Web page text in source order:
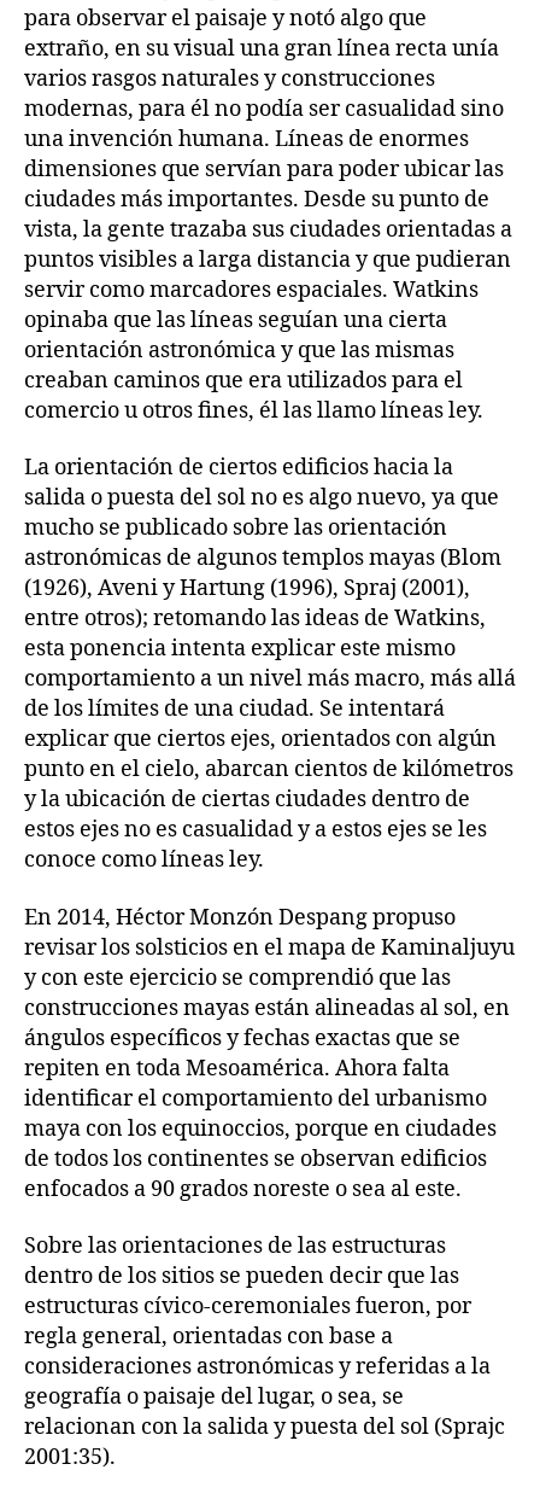
para observar el paisaje y notó algo que
extraño, en su visual una gran línea recta unía
varios rasgos naturales y construcciones
modernas, para él no podía ser casualidad sino
una invención humana. Líneas de enormes
dimensiones que servían para poder ubicar las
ciudades más importantes. Desde su punto de
vista, la gente trazaba sus ciudades orientadas a
puntos visibles a larga distancia y que pudieran
servir como marcadores espaciales. Watkins
opinaba que las líneas seguían una cierta
orientación astronómica y que las mismas
creaban caminos que era utilizados para el
comercio u otros fines, él las llamo líneas ley.
La orientación de ciertos edificios hacia la
salida o puesta del sol no es algo nuevo, ya que
mucho se publicado sobre las orientación
astronómicas de algunos templos mayas (Blom
(1926), Aveni y Hartung (1996), Spraj (2001),
entre otros); retomando las ideas de Watkins,
esta ponencia intenta explicar este mismo
comportamiento a un nivel más macro, más allá
de los límites de una ciudad. Se intentará
explicar que ciertos ejes, orientados con algún
punto en el cielo, abarcan cientos de kilómetros
y la ubicación de ciertas ciudades dentro de
estos ejes no es casualidad y a estos ejes se les
conoce como líneas ley.
En 2014, Héctor Monzón Despang propuso
revisar los solsticios en el mapa de Kaminaljuyu
y con este ejercicio se comprendió que las
construcciones mayas están alineadas al sol, en
ángulos específicos y fechas exactas que se
repiten en toda Mesoamérica. Ahora falta
identificar el comportamiento del urbanismo
maya con los equinoccios, porque en ciudades
de todos los continentes se observan edificios
enfocados a 90 grados noreste o sea al este.
Sobre las orientaciones de las estructuras
dentro de los sitios se pueden decir que las
estructuras cívico-ceremoniales fueron, por
regla general, orientadas con base a
consideraciones astronómicas y referidas a la
geografía o paisaje del lugar, o sea, se
relacionan con la salida y puesta del sol (Sprajc
2001:35).